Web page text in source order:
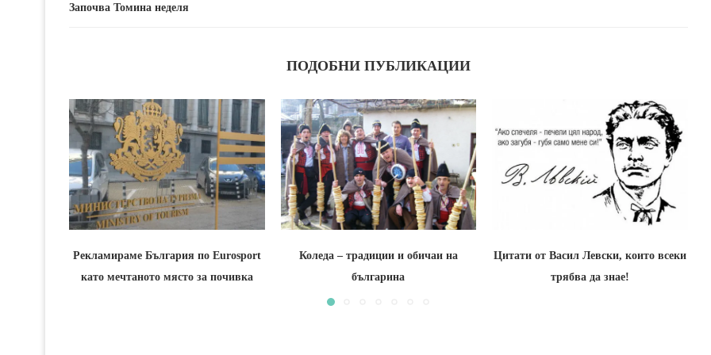
Започва Томина неделя
ПОДОБНИ ПУБЛИКАЦИИ
Рекламираме България по Eurosport
като мечтаното място за почивка
Коледа – традиции и обичаи на
българина
Цитати от Васил Левски, които всеки
трябва да знае!